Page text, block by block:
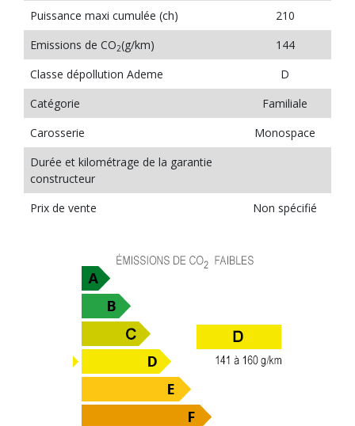
Puissance maxi cumulée (ch)
210
Emissions de CO2(g/km)
144
Classe dépollution Ademe
D
Catégorie
Familiale
Carosserie
Monospace
Durée et kilométrage de la garantie
constructeur
Prix de vente
Non spécifié